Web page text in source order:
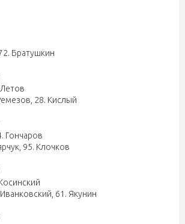
Братушкин
28. Кислый
Гончаров
95. Клочков
61. Якунин